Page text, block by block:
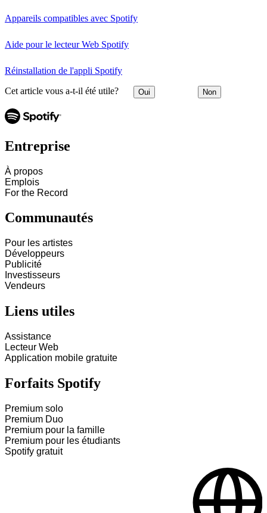
Appareils compatibles avec Spotify
Aide pour le lecteur Web Spotify
Réinstallation de l'appli Spotify
Cet article vous a-t-il été utile? Oui Non
Entreprise
À propos
Emplois
For the Record
Communautés
Pour les artistes
Développeurs
Publicité
Investisseurs
Vendeurs
Liens utiles
Assistance
Lecteur Web
Application mobile gratuite
Forfaits Spotify
Premium solo
Premium Duo
Premium pour la famille
Premium pour les étudiants
Spotify gratuit